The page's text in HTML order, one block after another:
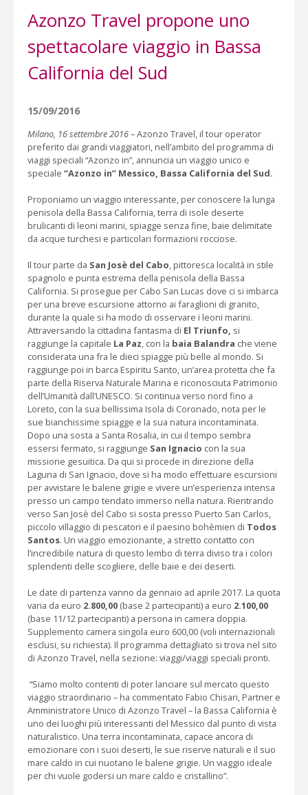
Azonzo Travel propone uno
spettacolare viaggio in Bassa
California del Sud
15/09/2016
Milano, 16 settembre 2016– Azonzo Travel, il tour operator
preferito dai grandi viaggiatori, nell’ambito del programma di
viaggi speciali “Azonzo in”, annuncia un viaggio unico e
speciale “Azonzo in” Messico, Bassa California del Sud.
Proponiamo un viaggio interessante, per conoscere la lunga
penisola della Bassa California, terra di isole deserte
brulicanti di leoni marini, spiagge senza fine, baie delimitate
da acque turchesi e particolari formazioni rocciose.
Il tour parte da San Josè del Cabo, pittoresca località in stile
spagnolo e punta estrema della penisola della Bassa
California. Si prosegue per Cabo San Lucas dove ci si imbarca
per una breve escursione attorno ai faraglioni di granito,
durante la quale si ha modo di osservare i leoni marini.
Attraversando la cittadina fantasma di El Triunfo, si
raggiunge la capitale La Paz, con la baia Balandra che viene
considerata una fra le dieci spiagge più belle al mondo. Si
raggiunge poi in barca Espiritu Santo, un’area protetta che fa
parte della Riserva Naturale Marina e riconosciuta Patrimonio
dell’Umanità dall’UNESCO. Si continua verso nord fino a
Loreto, con la sua bellissima Isola di Coronado, nota per le
sue bianchissime spiagge e la sua natura incontaminata.
Dopo una sosta a Santa Rosalia, in cui il tempo sembra
essersi fermato, si raggiunge San Ignacio con la sua
missione gesuitica. Da qui si procede in direzione della
Laguna di San Ignacio, dove si ha modo effettuare escursioni
per avvistare le balene grigie e vivere un’esperienza intensa
presso un campo tendato immerso nella natura. Rientrando
verso San Josè del Cabo si sosta presso Puerto San Carlos,
piccolo villaggio di pescatori e il paesino bohèmien di Todos
Santos. Un viaggio emozionante, a stretto contatto con
l’incredibile natura di questo lembo di terra diviso tra i colori
splendenti delle scogliere, delle baie e dei deserti.
Le date di partenza vanno da gennaio ad aprile 2017. La quota
varia da euro 2.800,00 (base 2 partecipanti) a euro 2.100,00
(base 11/12 partecipanti) a persona in camera doppia.
Supplemento camera singola euro 600,00 (voli internazionali
esclusi, su richiesta). Il programma dettagliato si trova nel sito
di Azonzo Travel, nella sezione: viaggi/viaggi speciali pronti.
“Siamo molto contenti di poter lanciare sul mercato questo
viaggio straordinario – ha commentato Fabio Chisari, Partner e
Amministratore Unico di Azonzo Travel – la Bassa California è
uno dei luoghi più interessanti del Messico dal punto di vista
naturalistico. Una terra incontaminata, capace ancora di
emozionare con i suoi deserti, le sue riserve naturali e il suo
mare caldo in cui nuotano le balene grigie. Un viaggio ideale
per chi vuole godersi un mare caldo e cristallino”.